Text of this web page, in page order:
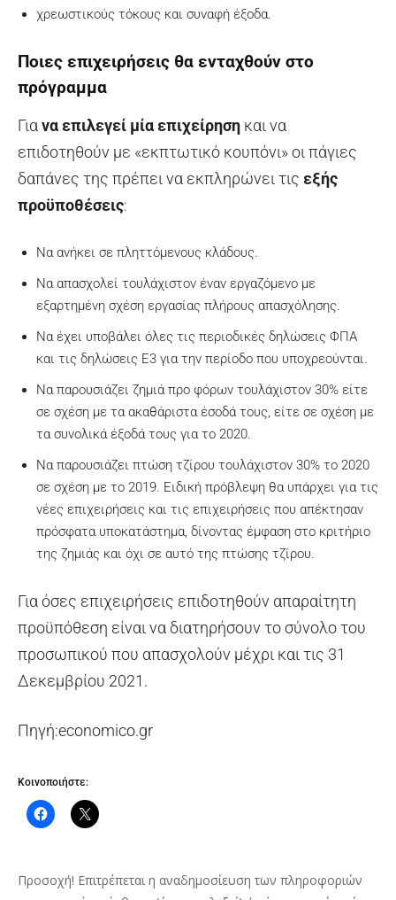
χρεωστικούς τόκους και συναφή έξοδα.
Ποιες επιχειρήσεις θα ενταχθούν στο
πρόγραμμα
Για να επιλεγεί μία επιχείρηση και να
επιδοτηθούν με «εκπτωτικό κουπόνι» οι πάγιες
δαπάνες της πρέπει να εκπληρώνει τις εξής
προϋποθέσεις:
Να ανήκει σε πληττόμενους κλάδους.
Να απασχολεί τουλάχιστον έναν εργαζόμενο με
εξαρτημένη σχέση εργασίας πλήρους απασχόλησης.
Να έχει υποβάλει όλες τις περιοδικές δηλώσεις ΦΠΑ
και τις δηλώσεις Ε3 για την περίοδο που υποχρεούνται.
Να παρουσιάζει ζημιά προ φόρων τουλάχιστον 30% είτε
σε σχέση με τα ακαθάριστα έσοδά τους, είτε σε σχέση με
τα συνολικά έξοδά τους για το 2020.
Να παρουσιάζει πτώση τζίρου τουλάχιστον 30% το 2020
σε σχέση με το 2019. Ειδική πρόβλεψη θα υπάρχει για τις
νέες επιχειρήσεις και τις επιχειρήσεις που απέκτησαν
πρόσφατα υποκατάστημα, δίνοντας έμφαση στο κριτήριο
της ζημιάς και όχι σε αυτό της πτώσης τζίρου.
Για όσες επιχειρήσεις επιδοτηθούν απαραίτητη
προϋπόθεση είναι να διατηρήσουν το σύνολο του
προσωπικού που απασχολούν μέχρι και τις 31
Δεκεμβρίου 2021.
Πηγή:economico.gr
Κοινοποιήστε:
Προσοχή! Επιτρέπεται η αναδημοσίευση των πληροφοριών